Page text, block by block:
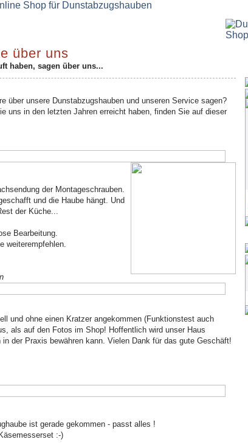
über uns
haben, sagen über uns...
über unsere Dunstabzugshauben und unseren Service sagen?
uns in den letzten Jahren erreicht haben, finden Sie auf dieser
der Montageschrauben.
und die Haube hängt. Und
der Küche...
Bearbeitung.
weiterempfehlen.
und ohne einen Kratzer angekommen (Funktionstest auch
als auf den Fotos im Shop! Hoffentlich wird unser Haus
der Praxis bewähren kann. Vielen Dank für das gute Geschäft!
ist gerade gekommen - passt alles !
:-)